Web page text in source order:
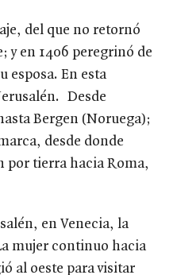
del que no retornó
y en 1406 peregrinó de
esposa. En esta
Desde
Bergen (Noruega);
desde donde
por tierra hacia Roma,
en Venecia, la
mujer continuo hacia
al oeste para visitar